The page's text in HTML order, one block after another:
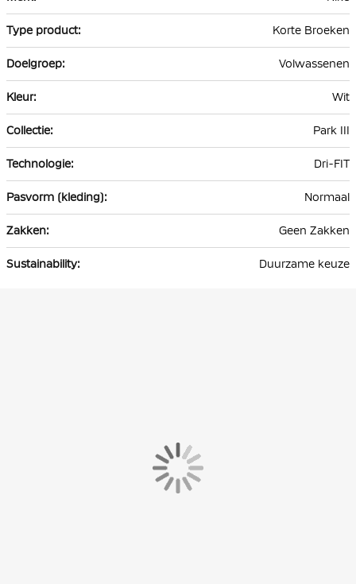
informatie
Korte Broeken
Volwassenen
Wit
Park III
Dri-FIT
Normaal
Geen Zakken
Duurzame keuze